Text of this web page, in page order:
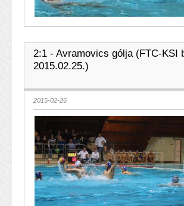
2:1 - Avramovics gólja (FTC-KSI
2015.02.25.)
2015-02-26